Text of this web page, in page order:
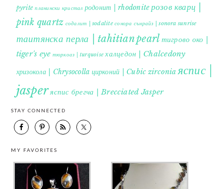
pyrite планински кристал родонит | rhodonite розов кварц |
pink quartz содалит | sodalite сонора сънрайз | sonora sunrise
таитянска перла | tahitian pearl тигрово око |
tiger's eye тюркоаз | turquoise халцедон | Chalcedony
хризокола | Chrysocolla цирконий | Cubic zirconia яспис |
jasperяспис брегча | Brecciated Jasper
STAY CONNECTED
MY FAVORITES